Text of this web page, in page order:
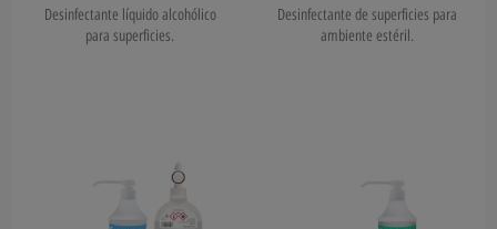
Desinfectante líquido alcohólico
para superficies.
Desinfectante de superficies para
ambiente estéril.